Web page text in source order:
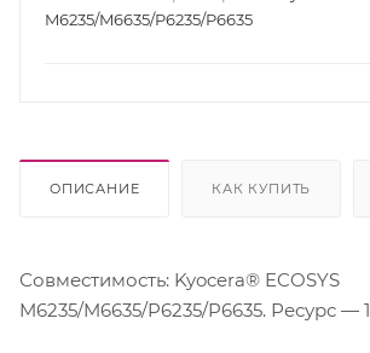
M6235/M6635/P6235/P6635
ОПИСАНИЕ КАК КУПИТЬ
Совместимость: Kyocera® ECOSYS
M6235/M6635/P6235/P6635. Ресурс —